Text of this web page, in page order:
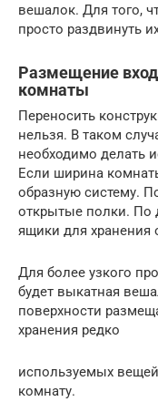
вешалок. Для того,
просто раздвинуть
Размещение
комнаты
Переносить
нельзя. В таком
необходимо делать
Если ширина
образную систему.
открытые полки. По
ящики для хранения
Для более узкого
будет выкатная
поверхности
хранения редко
используемых
комнату.